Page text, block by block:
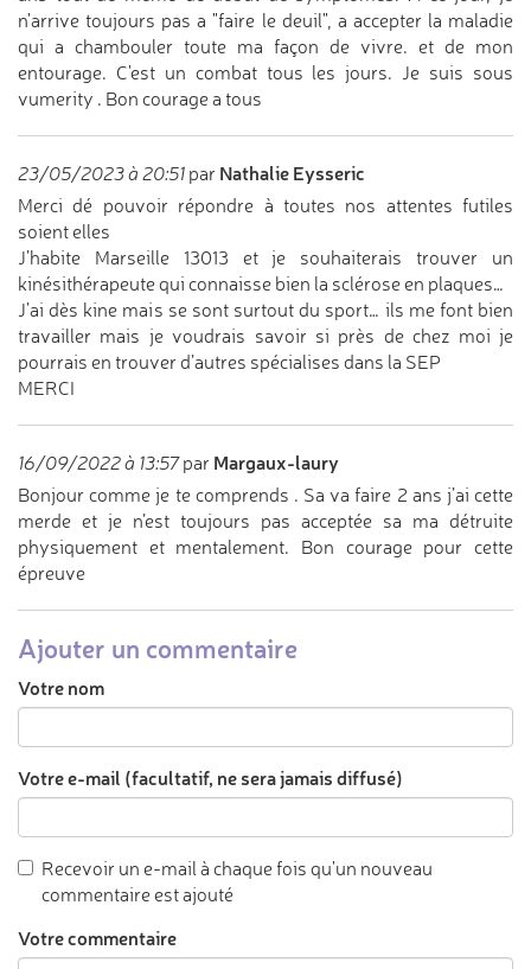
n'arrive toujours pas a "faire le deuil", a accepter la maladie
qui a chambouler toute ma façon de vivre. et de mon
entourage. C'est un combat tous les jours. Je suis sous
vumerity . Bon courage a tous
23/05/2023 à 20:51 par Nathalie Eysseric
Merci dé pouvoir répondre à toutes nos attentes futiles
soient elles
J’habite Marseille 13013 et je souhaiterais trouver un
kinésithérapeute qui connaisse bien la sclérose en plaques…
J’ai dès kine mais se sont surtout du sport… ils me font bien
travailler mais je voudrais savoir si près de chez moi je
pourrais en trouver d’autres spécialises dans la SEP
MERCI
16/09/2022 à 13:57par Margaux-laury
Bonjour comme je te comprends . Sa va faire 2 ans j’ai cette
merde et je n’est toujours pas acceptée sa ma détruite
physiquement et mentalement. Bon courage pour cette
épreuve
Ajouter un commentaire
Votre nom
Votre e-mail (facultatif, ne sera jamais diffusé)
Recevoir un e-mail à chaque fois qu'un nouveau
commentaire est ajouté
Votre commentaire